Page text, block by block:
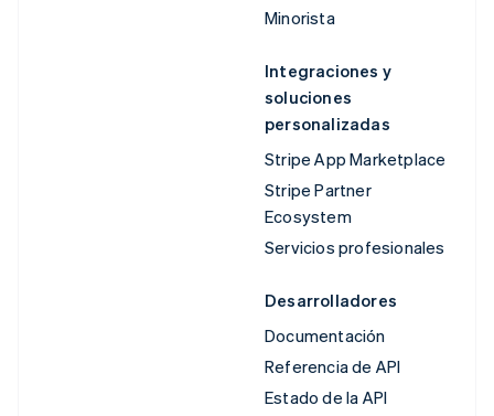
Minorista
Integraciones y
soluciones
personalizadas
Stripe App Marketplace
Stripe Partner
Ecosystem
Servicios profesionales
Desarrolladores
Documentación
Referencia de API
Estado de la API